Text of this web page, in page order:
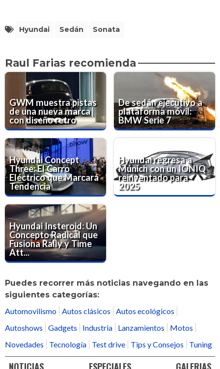
Hyundai Sedán Sonata
Raul Farias recomienda
GWM muestra pistas
de una nueva marca
con diseño retro
De sedán ejecutivo a
plataforma móvil:
BMW Serie 7
Hyundai Concept
Three: El Carro
Eléctrico que Marcará
Tendencia
Hyundai regresa a
Múnich con un IONIQ
reinventado para
2025
Hyundai Insteroid: Un
Concepto Radical que
Fusiona Rally y Time
Att...
Puedes recorrer más noticias navegando en las
siguientes categorías:
Automovilismo Autos clásicos
Autos ecológicos
Autoshows
Gadgets Industria Lanzamientos
Motos
Novedades
Tecnología Test drive Tips y Consejos Tuning
NOTICIAS ESPECIALES GALERIAS